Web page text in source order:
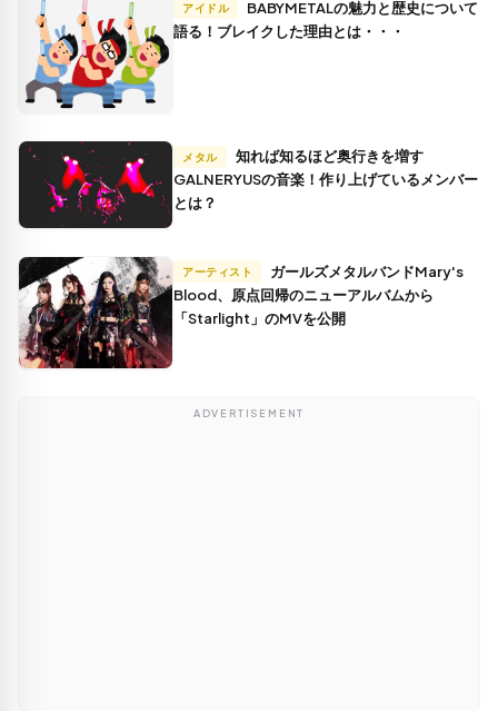
アイドル
語る！ブレイクした理由とは・・・
メタル
GALNERYUSの音楽！作り上げているメンバー
とは？
アーティスト
Blood、原点回帰のニューアルバムから
「Starlight」のMVを公開
ADVERTISEMENT